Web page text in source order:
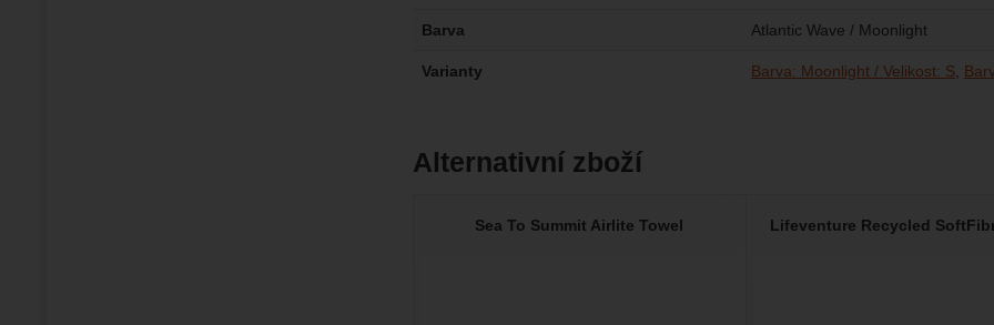
Barva Atlantic Wave / Moonlight
Varianty Barva: Moonlight / Velikost: S
Alternativní zboží
Sea To Summit Airlite Towel Lifeventure Recycled